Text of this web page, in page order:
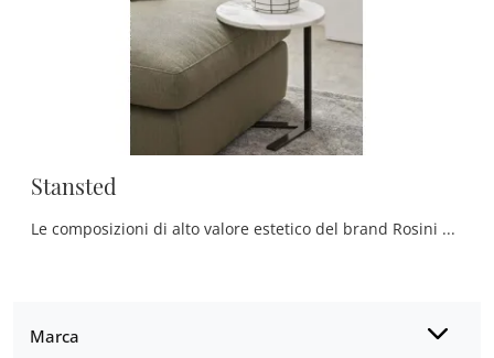
Marca
Stansted
Le composizioni di alto valore estetico del brand Rosini Divani rendono belli l'ambiente con i loro colori e stile, ricreando peculiari atmosfere ...